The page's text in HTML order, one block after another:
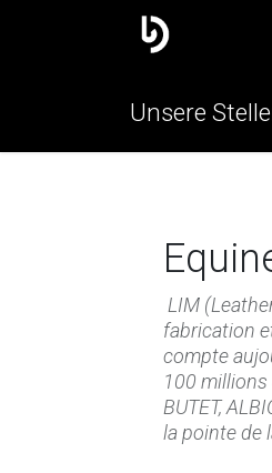
Unsere
LIM
fabrication
compte
100 millions
BUTET,
la pointe de